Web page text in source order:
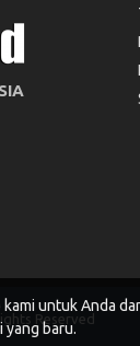
Reserved
untuk Anda
yang baru.